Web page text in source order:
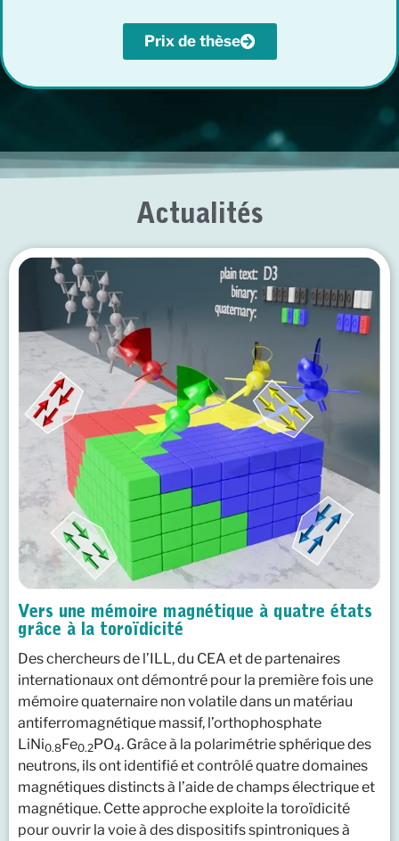
Prix de thèse
Actualités
Vers une mémoire magnétique à quatre états
grâce à la toroïdicité
Des chercheurs de l’ILL, du CEA et de partenaires
internationaux ont démontré pour la première fois une
mémoire quaternaire non volatile dans un matériau
antiferromagnétique massif, l’orthophosphate
LiNi0.8Fe0.2PO4. Grâce à la polarimétrie sphérique des
neutrons, ils ont identifié et contrôlé quatre domaines
magnétiques distincts à l’aide de champs électrique et
magnétique. Cette approche exploite la toroïdicité
pour ouvrir la voie à des dispositifs spintroniques à